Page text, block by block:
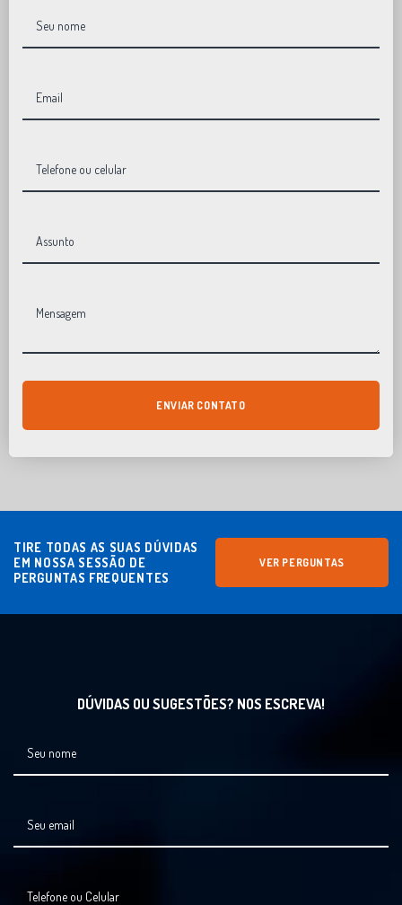
Seu nome
Email
Telefone ou celular
Assunto
Mensagem
ENVIAR CONTATO
TIRE TODAS AS SUAS DÚVIDAS
EM NOSSA SESSÃO DE
PERGUNTAS FREQUENTES
VER PERGUNTAS
DÚVIDAS OU SUGESTÕES? NOS ESCREVA!
Seu nome
Seu email
Telefone ou Celular